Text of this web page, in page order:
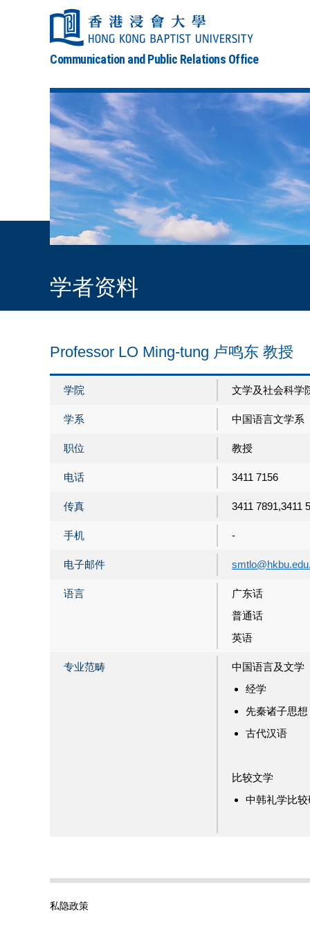
Communication and Public Relations Office
学者资料
Professor LO Ming-tung 卢鸣东 教授
学院 文学及社会科学
学系 中国语言文学系
职位 教授
电话 3411 7156
传真 3411 7891,3411
手机 -
电子邮件
语言
广东话
普通话
英语
专业范畴
中国语言及文学
经学
先秦诸子思想
古代汉语
比较文学
中韩礼学比
私隐政策